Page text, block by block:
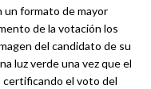
un formato de mayor
de la votación los
del candidato de su
luz verde una vez que el
certificando el voto del